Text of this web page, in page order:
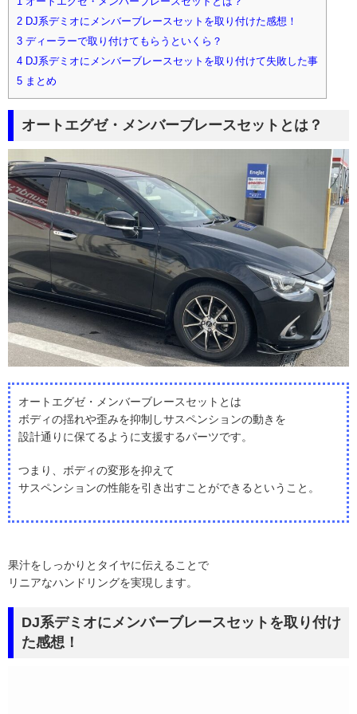
2 DJ系デミオにメンバーブレースセットを取り付けた感想！
3 ディーラーで取り付けてもらうといくら？
4 DJ系デミオにメンバーブレースセットを取り付けて失敗した事
5 まとめ
オートエグゼ・メンバーブレースセットとは？
オートエグゼ・メンバーブレースセットとは
ボディの揺れや歪みを抑制しサスペンションの動きを
設計通りに保てるように支援するパーツです。
つまり、ボディの変形を抑えて
サスペンションの性能を引き出すことができるということ。
果汁をしっかりとタイヤに伝えることで
リニアなハンドリングを実現します。
DJ系デミオにメンバーブレースセットを取り付け
た感想！